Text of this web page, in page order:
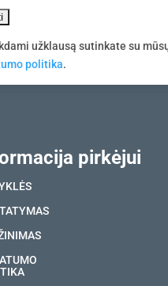
užklausą sutinkate su
politika.
pirkėjui